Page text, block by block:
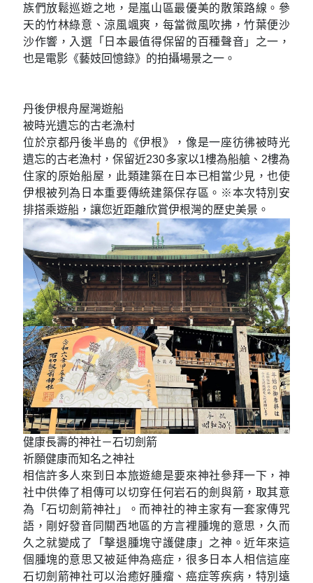
族們放鬆巡遊之地，是嵐山區最優美的散策路線。參
天的竹林綠意、涼風颯爽，每當微風吹拂，竹葉便沙
沙作響，入選「日本最值得保留的百種聲音」之一，
也是電影《藝妓回憶錄》的拍攝場景之一。
丹後伊根舟屋灣遊船
被時光遺忘的古老漁村
位於京都丹後半島的《伊根》，像是一座彷彿被時光
遺忘的古老漁村，保留近230多家以1樓為船艙、2樓為
住家的原始船屋，此類建築在日本已相當少見，也使
伊根被列為日本重要傳統建築保存區。※本次特別安
排搭乘遊船，讓您近距離欣賞伊根灣的歷史美景。
健康長壽的神社－石切劍箭
祈願健康而知名之神社
相信許多人來到日本旅遊總是要來神社參拜一下，神
社中供俸了相傳可以切穿任何岩石的劍與箭，取其意
為「石切劍箭神社」。而神社的神主家有一套家傳咒
語，剛好發音同關西地區的方言裡腫塊的意思，久而
久之就變成了「擊退腫塊守護健康」之神。近年來這
個腫塊的意思又被延伸為癌症，很多日本人相信這座
石切劍箭神社可以治癒好腫瘤、癌症等疾病，特別遠